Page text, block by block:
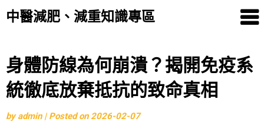
中醫減肥、減重知識專區
Skip
to
content
身體防線為何崩潰？揭開免疫系
統徹底放棄抵抗的致命真相
byadmin | Posted on2026-02-07